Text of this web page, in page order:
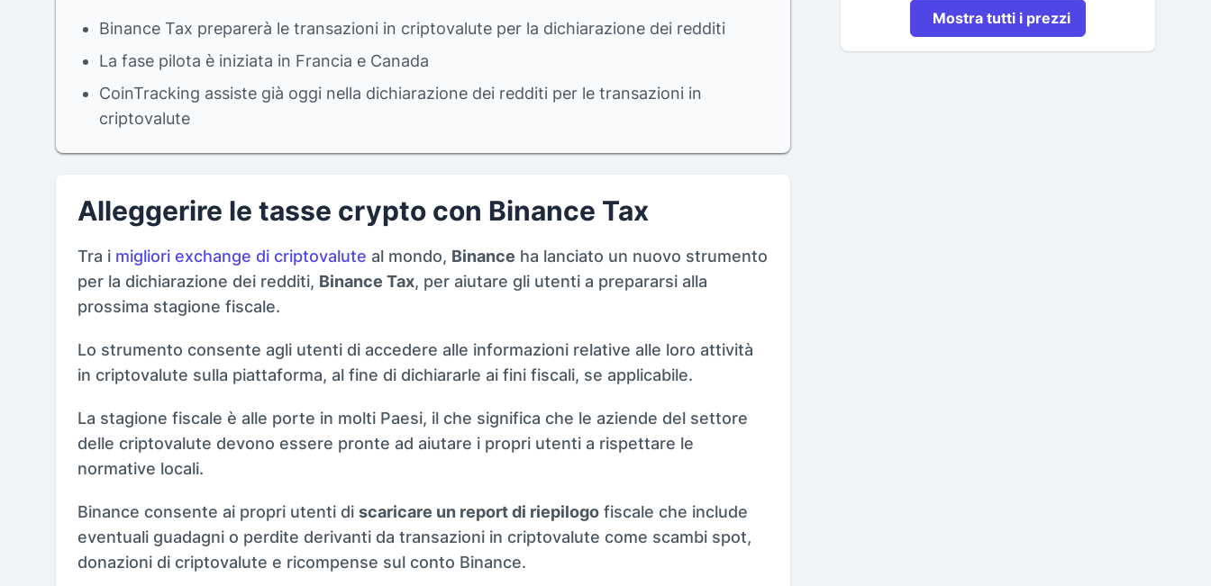
Binance Tax preparerà le transazioni in criptovalute per la dichiarazione dei redditi
La fase pilota è iniziata in Francia e Canada
CoinTracking assiste già oggi nella dichiarazione dei redditi per le transazioni in
criptovalute
Alleggerire le tasse crypto con Binance Tax
Tra i migliori exchange di criptovalute al mondo, Binance ha lanciato un nuovo strumento
per la dichiarazione dei redditi, Binance Tax, per aiutare gli utenti a prepararsi alla
prossima stagione fiscale.
Lo strumento consente agli utenti di accedere alle informazioni relative alle loro attività
in criptovalute sulla piattaforma, al fine di dichiararle ai fini fiscali, se applicabile.
La stagione fiscale è alle porte in molti Paesi, il che significa che le aziende del settore
delle criptovalute devono essere pronte ad aiutare i propri utenti a rispettare le
normative locali.
Binance consente ai propri utenti di scaricare un report di riepilogo fiscale che include
eventuali guadagni o perdite derivanti da transazioni in criptovalute come scambi spot,
donazioni di criptovalute e ricompense sul conto Binance.
Mostra tutti i prezzi